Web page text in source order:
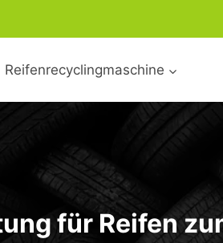
Reifenrecyclingmaschine
für Reifen